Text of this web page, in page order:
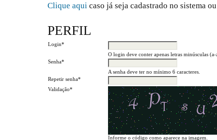
Clique aqui caso já seja cadastrado no sistema
PERFIL
Login*
O login deve conter apenas letras minúsculas
Senha*
A senha deve ter no mínimo 6 caracteres.
Repetir senha*
Validação*
Informe o código como aparece na imagem.